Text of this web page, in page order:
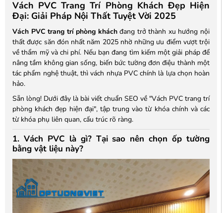
Vách PVC Trang Trí Phòng Khách Đẹp Hiện
Đại: Giải Pháp Nội Thất Tuyệt Vời 2025
Vách PVC trang trí phòng kháchđang trở thành xu hướng nội
thất được săn đón nhất năm 2025 nhờ những ưu điểm vượt trội
về thẩm mỹ và chi phí. Nếu bạn đang tìm kiếm một giải pháp để
nâng tầm không gian sống, biến bức tường đơn điệu thành một
tác phẩm nghệ thuật, thì vách nhựa PVC chính là lựa chọn hoàn
hảo.
Sẵn lòng! Dưới đây là bài viết chuẩn SEO về "Vách PVC trang trí
phòng khách đẹp hiện đại", tập trung vào từ khóa chính và các
từ khóa phụ liên quan, cấu trúc rõ ràng.
1. Vách PVC là gì? Tại sao nên chọn ốp tường
bằng vật liệu này?